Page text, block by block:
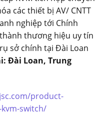
các thiết bị AV/ CNTT
nghiệp tới Chính
thương hiệu uy tín
sở chính tại Đài Loan
Đài Loan, Trung
product-
switch/